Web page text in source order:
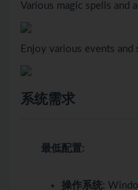
Various magic spells and
Enjoy various events and
系统需求
最低配置:
操作系统: